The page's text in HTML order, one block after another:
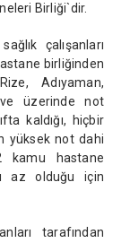
Birliği`dir.
çalışanları
birliğinden
Adıyaman,
üzerinde not
kaldığı, hiçbir
yüksek not dahi
kamu hastane
az olduğu için
tarafından